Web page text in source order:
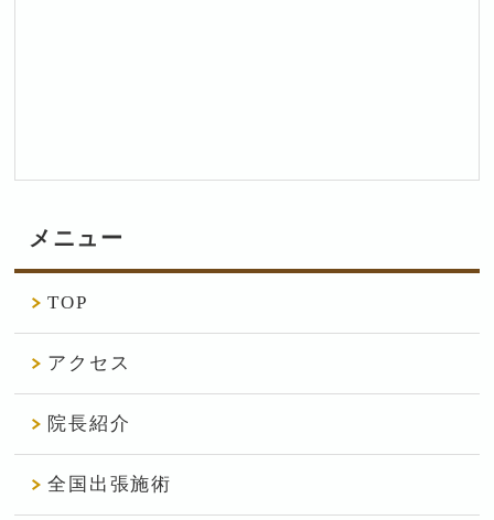
メニュー
TOP
アクセス
院長紹介
全国出張施術